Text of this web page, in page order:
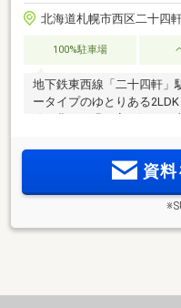
北海道札幌市西区二十四
100%駐車場
地下鉄東西線「二十四軒」
ータイプのゆとりある
2)。全89邸、公園近接スマ
ン札幌二十四軒 THE資